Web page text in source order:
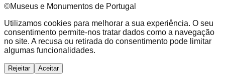
©Museus e Monumentos de Portugal
Utilizamos cookies para melhorar a sua experiência. O seu
consentimento permite-nos tratar dados como a navegação
no site. A recusa ou retirada do consentimento pode limitar
algumas funcionalidades.
Rejeitar Aceitar